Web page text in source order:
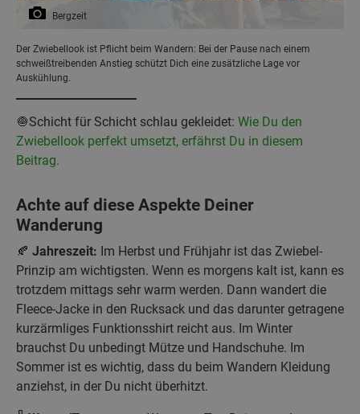
Bergzeit
Der Zwiebellook ist Pflicht beim Wandern: Bei der Pause nach einem
schweißtreibenden Anstieg schützt Dich eine zusätzliche Lage vor
Auskühlung.
🧅Schicht für Schicht schlau gekleidet: Wie Du den
Zwiebellook perfekt umsetzt, erfährst Du in diesem
Beitrag.
Achte auf diese Aspekte Deiner
Wanderung
🍂 Jahreszeit: Im Herbst und Frühjahr ist das Zwiebel-
Prinzip am wichtigsten. Wenn es morgens kalt ist, kann es
trotzdem mittags sehr warm werden. Dann wandert die
Fleece-Jacke in den Rucksack und das darunter getragene
kurzärmliges Funktionsshirt reicht aus. Im Winter
brauchst Du unbedingt Mütze und Handschuhe. Im
Sommer ist es wichtig, dass du beim Wandern Kleidung
anziehst, in der Du nicht überhitzt.